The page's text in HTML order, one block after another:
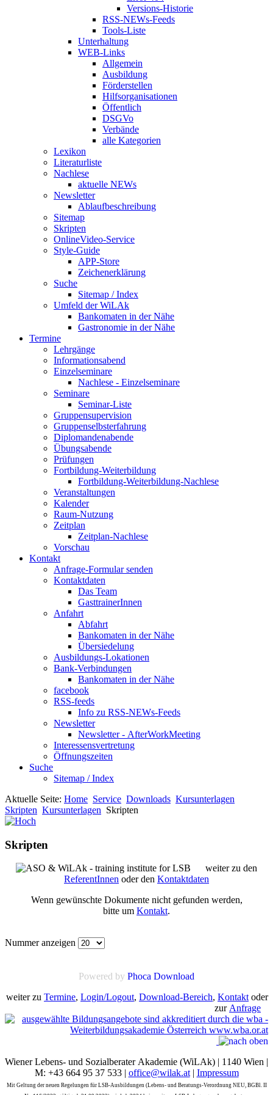
Versions-Historie
RSS-NEWs-Feeds
Tools-Liste
Unterhaltung
WEB-Links
Allgemein
Ausbildung
Förderstellen
Hilfsorganisationen
Öffentlich
DSGVo
Verbände
alle Kategorien
Lexikon
Literaturliste
Nachlese
aktuelle NEWs
Newsletter
Ablaufbeschreibung
Sitemap
Skripten
OnlineVideo-Service
Style-Guide
APP-Store
Zeichenerklärung
Suche
Sitemap / Index
Umfeld der WiLAk
Bankomaten in der Nähe
Gastronomie in der Nähe
Termine
Lehrgänge
Informationsabend
Einzelseminare
Nachlese - Einzelseminare
Seminare
Seminar-Liste
Gruppensupervision
Gruppenselbsterfahrung
Diplomandenabende
Übungsabende
Prüfungen
Fortbildung-Weiterbildung
Fortbildung-Weiterbildung-Nachlese
Veranstaltungen
Kalender
Raum-Nutzung
Zeitplan
Zeitplan-Nachlese
Vorschau
Kontakt
Anfrage-Formular senden
Kontaktdaten
Das Team
GasttrainerInnen
Anfahrt
Abfahrt
Bankomaten in der Nähe
Übersiedelung
Ausbildungs-Lokationen
Bank-Verbindungen
Bankomaten in der Nähe
facebook
RSS-feeds
Info zu RSS-NEWs-Feeds
Newsletter
Newsletter - AfterWorkMeeting
Interessensvertretung
Öffnungszeiten
Suche
Sitemap / Index
Aktuelle Seite: Home Service Downloads Kursunterlagen
Skripten Kursunterlagen Skripten
Skripten
weiter zu den
ReferentInnen oder den Kontaktdaten
Wenn gewünschte Dokumente nicht gefunden werden,
bitte um Kontakt.
Nummer anzeigen
Powered by Phoca Download
weiter zu Termine, Login/Logout, Download-Bereich, Kontakt oder
zur Anfrage
Wiener Lebens- und Sozialberater Akademie (WiLAk) | 1140 Wien |
M: +43 664 95 37 533 | office@wilak.at| Impressum
Mit Geltung der neuen Regelungen für LSB-Ausbildungen (Lebens- und Beratungs-Verordnung NEU, BGBl. II